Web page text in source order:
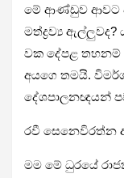
මේ ආණ්ඩුව ආවට
මත්ද්‍රව්‍ය
වක දේපළ තහ­නම්
අයගෙ තමයි.
දේශ­පා­ල­න­ඥ­යන්
රවී සෙනෙ­වි­රත්න
මම මේ ධුරයේ